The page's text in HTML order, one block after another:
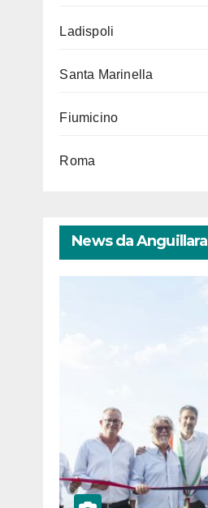
Ladispoli
Santa Marinella
Fiumicino
Roma
News da Anguillara